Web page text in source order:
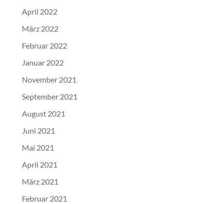
April 2022
März 2022
Februar 2022
Januar 2022
November 2021
September 2021
August 2021
Juni 2021
Mai 2021
April 2021
März 2021
Februar 2021